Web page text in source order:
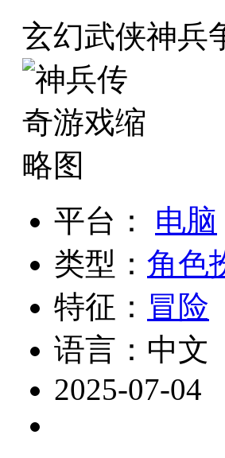
玄幻武侠神兵
平台：
电脑
类型： 角色
特征： 冒险
语言：中文
2025-07-04